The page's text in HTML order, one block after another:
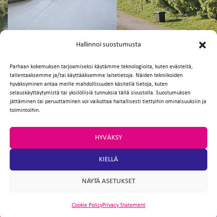
Hallinnoi suostumusta
Parhaan kokemuksen tarjoamiseksi käytämme teknologioita, kuten evästeitä,
tallentaaksemme ja/tai käyttääksemme laitetietoja. Näiden tekniikoiden
hyväksyminen antaa meille mahdollisuuden käsitellä tietoja, kuten
selauskäyttäytymistä tai yksilöllisiä tunnuksia tällä sivustolla. Suostumuksen
jättäminen tai peruuttaminen voi vaikuttaa haitallisesti tiettyihin ominaisuuksiin ja
toimintoihin.
HYVÄKSY
KIELLÄ
NÄYTÄ ASETUKSET
Cookie PolicyPrivacy Statement
FI
Facebook
TwitterEmailWhatsApp